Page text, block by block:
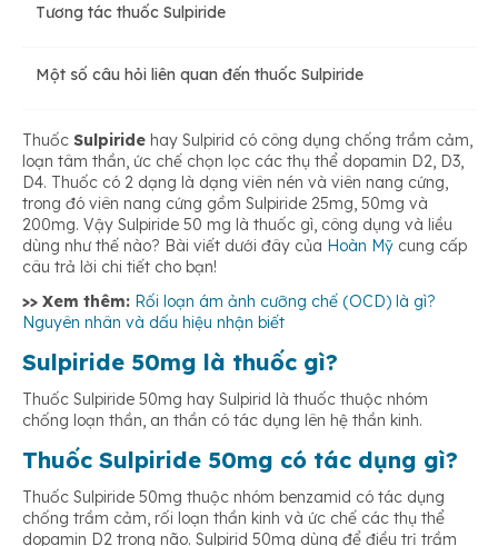
Xử trí khi uống quá liều
Tương tác thuốc Sulpiride
Một số câu hỏi liên quan đến thuốc Sulpiride
Thuốc Sulpiride hay Sulpirid có công dụng chống trầm cảm,
loạn tâm thần, ức chế chọn lọc các thụ thể dopamin D2, D3,
D4. Thuốc có 2 dạng là dạng viên nén và viên nang cứng,
trong đó viên nang cứng gồm Sulpiride 25mg, 50mg và
200mg. Vậy Sulpiride 50 mg là thuốc gì, công dụng và liều
dùng như thế nào? Bài viết dưới đây của Hoàn Mỹ cung cấp
câu trả lời chi tiết cho bạn!
>> Xem thêm: Rối loạn ám ảnh cưỡng chế (OCD) là gì?
Nguyên nhân và dấu hiệu nhận biết
Sulpiride 50mg là thuốc gì?
Thuốc Sulpiride 50mg hay Sulpirid là thuốc thuộc nhóm
chống loạn thần, an thần có tác dụng lên hệ thần kinh.
Thuốc Sulpiride 50mg có tác dụng gì?
Thuốc Sulpiride 50mg thuộc nhóm benzamid có tác dụng
chống trầm cảm, rối loạn thần kinh và ức chế các thụ thể
dopamin D2 trong não. Sulpirid 50mg dùng để điều trị trầm